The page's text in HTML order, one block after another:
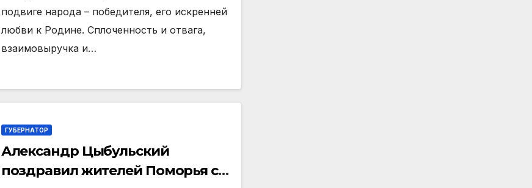
подвиге народа – победителя, его искренней
любви к Родине. Сплоченность и отвага,
взаимовыручка и…
ГУБЕРНАТОР
Александр Цыбульский
поздравил жителей Поморья с